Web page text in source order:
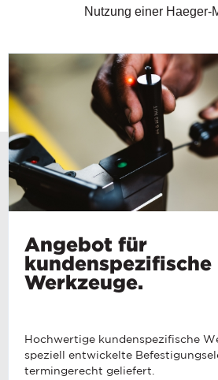
Nutzung einer Haeger-
Angebot für
kundenspezifische
Werkzeuge.
Hochwertige kundenspezifische
speziell entwickelte
termingerecht geliefert.